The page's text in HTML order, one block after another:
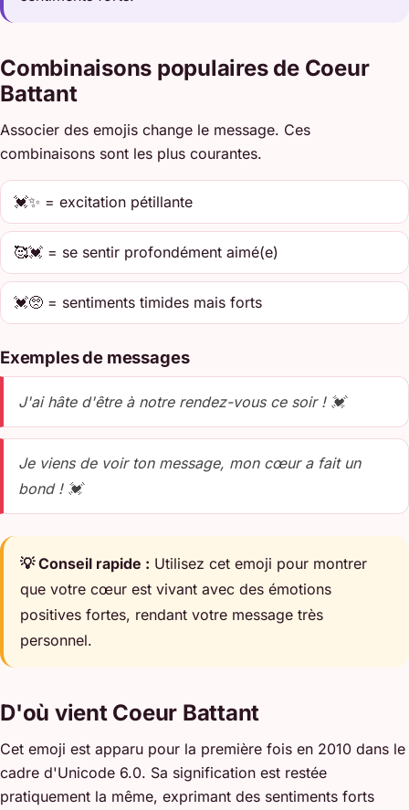
Combinaisons populaires de Coeur
Battant
Associer des emojis change le message. Ces
combinaisons sont les plus courantes.
💓✨ = excitation pétillante
🥰💓 = se sentir profondément aimé(e)
💓🥺 = sentiments timides mais forts
Exemples de messages
J'ai hâte d'être à notre rendez-vous ce soir ! 💓
Je viens de voir ton message, mon cœur a fait un
bond ! 💓
💡 Conseil rapide : Utilisez cet emoji pour montrer
que votre cœur est vivant avec des émotions
positives fortes, rendant votre message très
personnel.
D'où vient Coeur Battant
Cet emoji est apparu pour la première fois en 2010 dans le
cadre d'Unicode 6.0. Sa signification est restée
pratiquement la même, exprimant des sentiments forts